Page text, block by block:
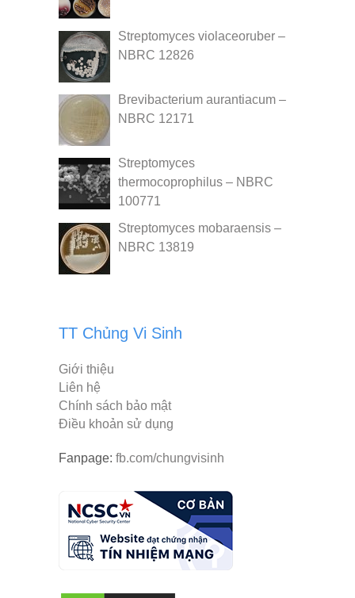
Streptomyces violaceoruber –
NBRC 12826
Brevibacterium aurantiacum –
NBRC 12171
Streptomyces
thermocoprophilus – NBRC
100771
Streptomyces mobaraensis –
NBRC 13819
TT Chủng Vi Sinh
Giới thiệu
Liên hệ
Chính sách bảo mật
Điều khoản sử dụng
Fanpage: fb.com/chungvisinh